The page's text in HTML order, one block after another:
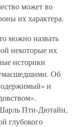
может во
их характера.
можно назвать
некоторые их
историки
Об
и
Пти-Дютайи,
глубокого